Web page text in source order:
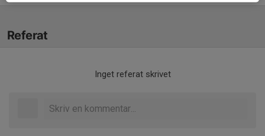
Referat
Inget referat skrivet